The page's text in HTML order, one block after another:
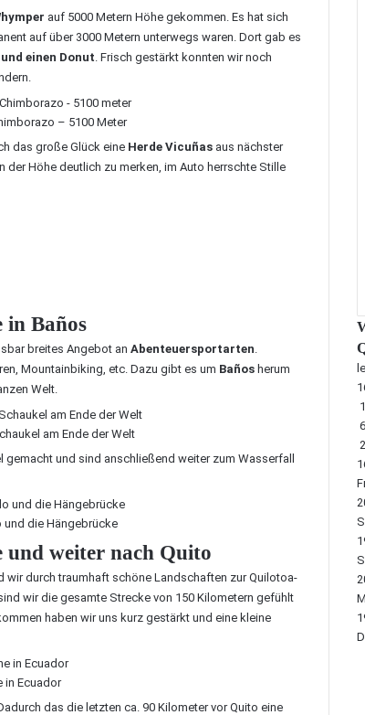
auf 5000 Metern Höhe gekommen. Es hat sich
auf über 3000 Metern unterwegs waren. Dort gab es
einen Donut. Frisch gestärkt konnten wir noch
– 5100 Meter
das große Glück eine Herde Vicuñas aus nächster
der Höhe deutlich zu merken, im Auto herrschte Stille
in Baños
breites Angebot an Abenteuersportarten.
Mountainbiking, etc. Dazu gibt es um Baños herum
Welt.
am Ende der Welt
gemacht und sind anschließend weiter zum Wasserfall
und die Hängebrücke
und weiter nach Quito
wir durch traumhaft schöne Landschaften zurQuilotoa-
wir die gesamte Strecke von 150 Kilometern gefühlt
haben wir uns kurz gestärkt und eine kleine
in Ecuador
das die letzten ca. 90 Kilometer vor Quito eine